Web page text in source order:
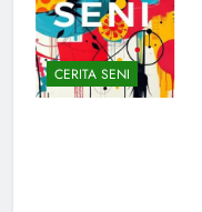
CERITA SENI